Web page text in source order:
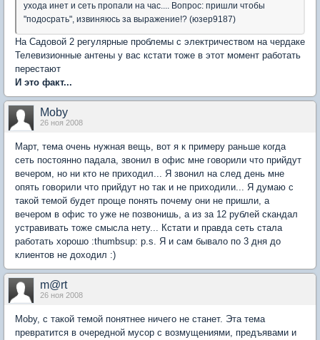
ухода инет и сеть пропали на час.... Вопрос: пришли чтобы
"подосрать", извиняюсь за выражение!? (юзер9187)
На Садовой 2 регулярные проблемы с электричеством на чердаке
Телевизионные антены у вас кстати тоже в этот момент работать
перестают
И это факт...
Moby
26 ноя 2008
Март, тема очень нужная вещь, вот я к примеру раньше когда
сеть постоянно падала, звонил в офис мне говорили что прийдут
вечером, но ни кто не приходил... Я звонил на след день мне
опять говорили что прийдут но так и не приходили... Я думаю с
такой темой будет проще понять почему они не пришли, а
вечером в офис то уже не позвонишь, а из за 12 рублей скандал
устравивать тоже смысла нету... Кстати и правда сеть стала
работать хорошо :thumbsup: p.s. Я и сам бывало по 3 дня до
клиентов не доходил :)
m@rt
26 ноя 2008
Moby, с такой темой понятнее ничего не станет. Эта тема
превратится в очередной мусор с возмущениями, предъявами и